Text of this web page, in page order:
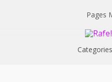
Pages